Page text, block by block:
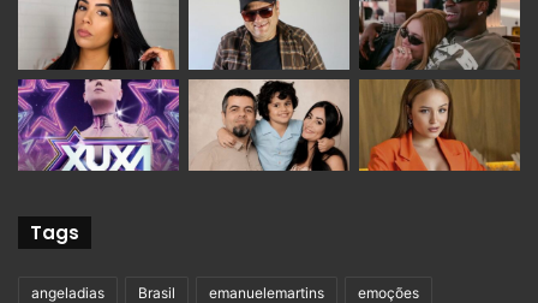
Tags
angeladias Brasil emanuelemartins emoções